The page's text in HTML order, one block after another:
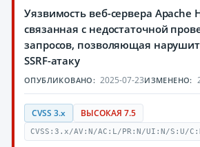
Уязвимость веб-сервера Apache
связанная с недостаточной
запросов, позволяющая
SSRF-атаку
ОПУБЛИКОВАНО: 2025-07-23ИЗМЕНЕНО:
CVSS 3.x ВЫСОКАЯ 7.5
CVSS:3.x/AV:N/AC:L/PR:N/UI:N/S:U/